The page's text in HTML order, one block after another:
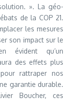
». La géo-
de la COP 21.
les mesures
son impact sur le
évident qu’un
des effets plus
rattraper nos
garantie durable.
Boucher, ces